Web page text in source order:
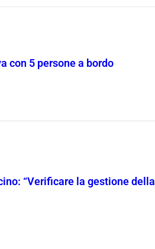
con 5 persone a bordo
“Verificare la gestione della